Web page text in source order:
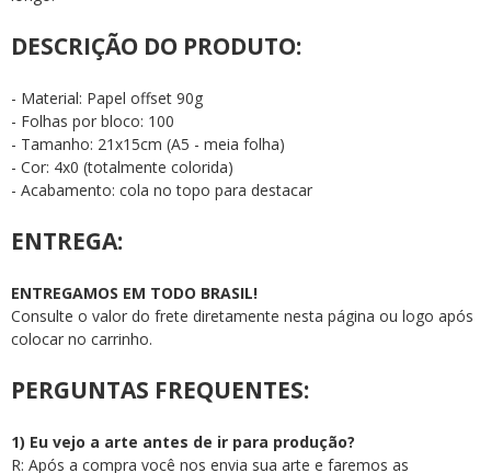
DESCRIÇÃO DO PRODUTO:
- Material: Papel offset 90g
- Folhas por bloco: 100
- Tamanho: 21x15cm (A5 - meia folha)
- Cor: 4x0 (totalmente colorida)
- Acabamento: cola no topo para destacar
ENTREGA:
ENTREGAMOS EM TODO BRASIL!
Consulte o valor do frete diretamente nesta página ou logo após
colocar no carrinho.
PERGUNTAS FREQUENTES:
1) Eu vejo a arte antes de ir para produção?
R: Após a compra você nos envia sua arte e faremos as